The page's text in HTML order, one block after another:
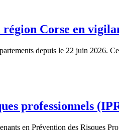
Corse en
depuis le 22 juin 2026.
professionnels
en Prévention des Risques